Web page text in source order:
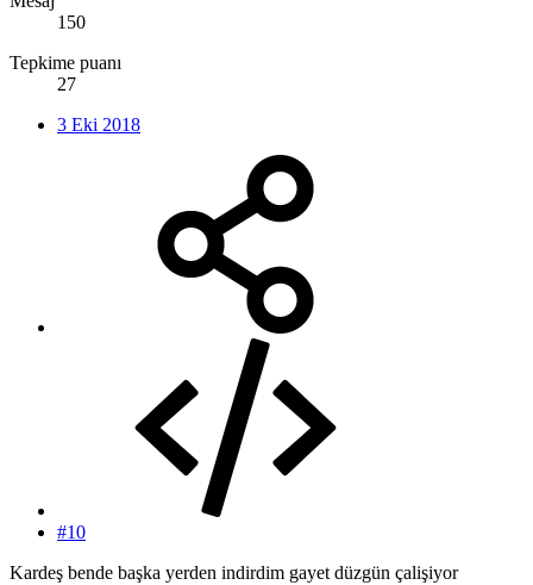
150
Tepkime puanı
27
3 Eki 2018
#10
Kardeş bende başka yerden indirdim gayet düzgün çalişiyor